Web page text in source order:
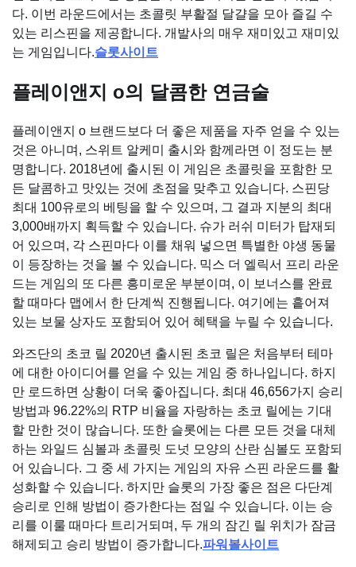
다. 이번 라운드에서는 초콜릿 부활절 달걀을 모아 즐길 수
있는 리스핀을 제공합니다. 개발사의 매우 재미있고 재미있
는 게임입니다.슬롯사이트
플레이앤지 о의 달콤한 연금술
플레이앤지 о 브랜드보다 더 좋은 제품을 자주 얻을 수 있는
것은 아니며, 스위트 알케미 출시와 함께라면 이 정도는 분
명합니다. 2018년에 출시된 이 게임은 초콜릿을 포함한 모
든 달콤하고 맛있는 것에 초점을 맞추고 있습니다. 스핀당
최대 100유로의 베팅을 할 수 있으며, 그 결과 지분의 최대
3,000배까지 획득할 수 있습니다. 슈가 러쉬 미터가 탑재되
어 있으며, 각 스핀마다 이를 채워 넣으면 특별한 야생 동물
이 등장하는 것을 볼 수 있습니다. 믹스 더 엘릭서 프리 라운
드는 게임의 또 다른 흥미로운 부분이며, 이 보너스를 완료
할 때마다 맵에서 한 단계씩 진행됩니다. 여기에는 흩어져
있는 보물 상자도 포함되어 있어 혜택을 누릴 수 있습니다.
와즈단의 초코 릴 2020년 출시된 초코 릴은 처음부터 테마
에 대한 아이디어를 얻을 수 있는 게임 중 하나입니다. 하지
만 로드하면 상황이 더욱 좋아집니다. 최대 46,656가지 승리
방법과 96.22%의 RTP 비율을 자랑하는 초코 릴에는 기대
할 만한 것이 많습니다. 또한 슬롯에는 다른 모든 것을 대체
하는 와일드 심볼과 초콜릿 도넛 모양의 산란 심볼도 포함되
어 있습니다. 그 중 세 가지는 게임의 자유 스핀 라운드를 활
성화할 수 있습니다. 하지만 슬롯의 가장 좋은 점은 다단계
승리로 인해 방법이 증가한다는 점일 수 있습니다. 이는 승
리를 이룰 때마다 트리거되며, 두 개의 잠긴 릴 위치가 잠금
해제되고 승리 방법이 증가합니다.파워볼사이트